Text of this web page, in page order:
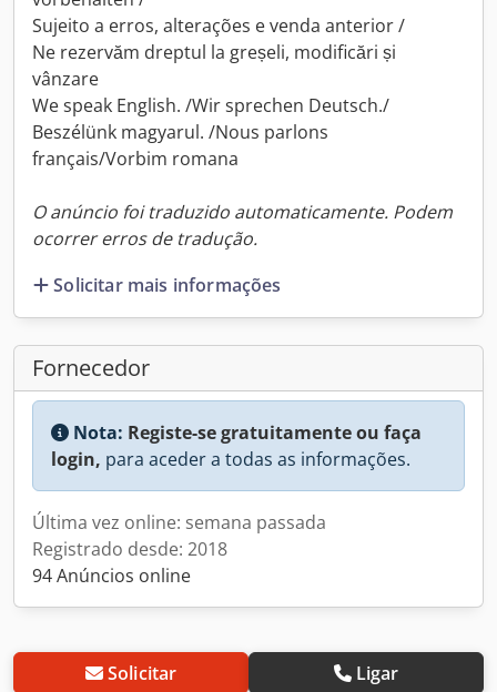
Sujeito a erros, alterações e venda anterior /
Ne rezervăm dreptul la greșeli, modificări și
vânzare
We speak English. /Wir sprechen Deutsch./
Beszélünk magyarul. /Nous parlons
français/Vorbim romana
O anúncio foi traduzido automaticamente. Podem
ocorrer erros de tradução.
Solicitar mais informações
Fornecedor
Nota: Registe-se gratuitamente ou faça
login, para aceder a todas as informações.
Última vez online: semana passada
Registrado desde: 2018
94 Anúncios online
Solicitar Ligar